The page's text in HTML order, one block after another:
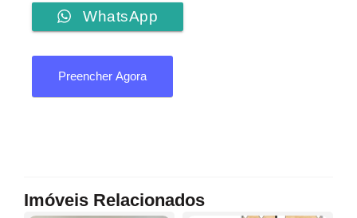
WhatsApp
Preencher Agora
Imóveis Relacionados